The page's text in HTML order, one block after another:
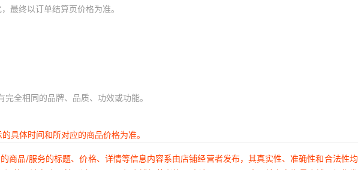
最终以订单结算页价格为准。
全相同的品牌、品质、功效或功能。
具体时间和所对应的商品价格为准。
品/服务的标题、价格、详情等信息内容系由店铺经营者发布，其真实性、准确性和合法性